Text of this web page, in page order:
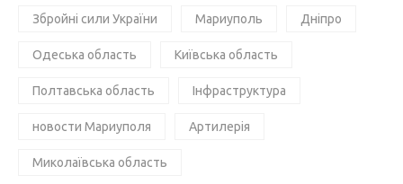
Збройні сили України Мариуполь Дніпро
Одеська область Київська область
Полтавська область Інфраструктура
новости Мариуполя Артилерія
Миколаївська область